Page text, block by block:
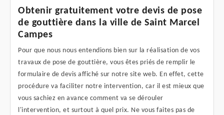
Obtenir gratuitement votre devis de pose
de gouttière dans la ville de Saint Marcel
Campes
Pour que nous nous entendions bien sur la réalisation de vos
travaux de pose de gouttière, vous êtes priés de remplir le
formulaire de devis affiché sur notre site web. En effet, cette
procédure va faciliter notre intervention, car il est mieux que
vous sachiez en avance comment va se dérouler
l'intervention, et surtout à quel prix. Ne vous faites pas de